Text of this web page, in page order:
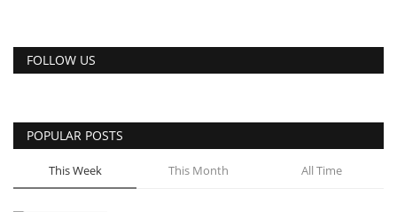
FOLLOW US
POPULAR POSTS
This Week This Month All Time